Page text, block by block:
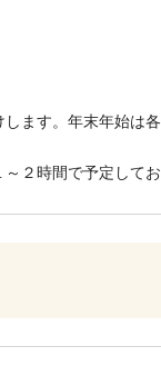
ます。年末年始は
２時間で予定してお